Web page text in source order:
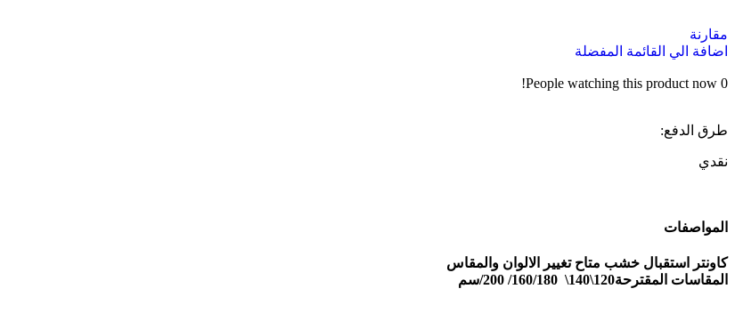
مقارنة
اضافة الي القائمة المفضلة
0
People watching this product now!
طرق الدفع:
نقدي
المواصفات
كاونتر استقبال خشب متاح تغيير الالوان والمقاس
المقاسات المقترحة120\140\ 160/180/ 200/سم